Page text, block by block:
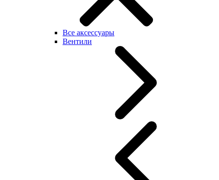
Все аксессуары
Вентили